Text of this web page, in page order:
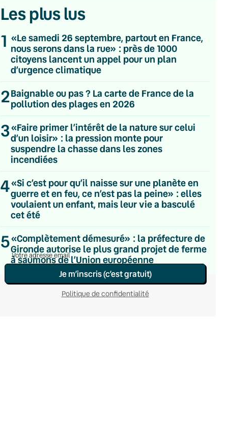
Les plus lus
1 «Le samedi 26 septembre, partout en France,
nous serons dans la rue» : près de 1000
citoyens lancent un appel pour un plan
d’urgence climatique
2Baignable ou pas ? La carte de France de la
pollution des plages en 2026
3«Faire primer l’intérêt de la nature sur celui
d’un loisir» : la pression monte pour
suspendre la chasse dans les zones
incendiées
4«Si c’est pour qu’il naisse sur une planète en
guerre et en feu, ce n’est pas la peine» : elles
voulaient un enfant, mais leur vie a basculé
cet été
5«Complètement démesuré» : la préfecture de
Gironde autorise le plus grand projet de ferme
à saumons de l’Union européenne
💌 Inscrivez-vous à nos newsletters
Du lundi au vendredi
Hebdomadaire
Le samedi
Chaleurs Actuelles
Une fois par mois
C’était Mieux Après
Occasionnelle
Je m’inscris (c’est gratuit)
Politique de confidentialité